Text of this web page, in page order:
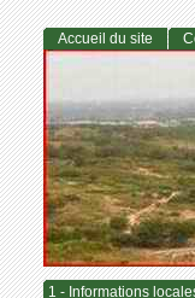
Accueil du site
1 - Informations